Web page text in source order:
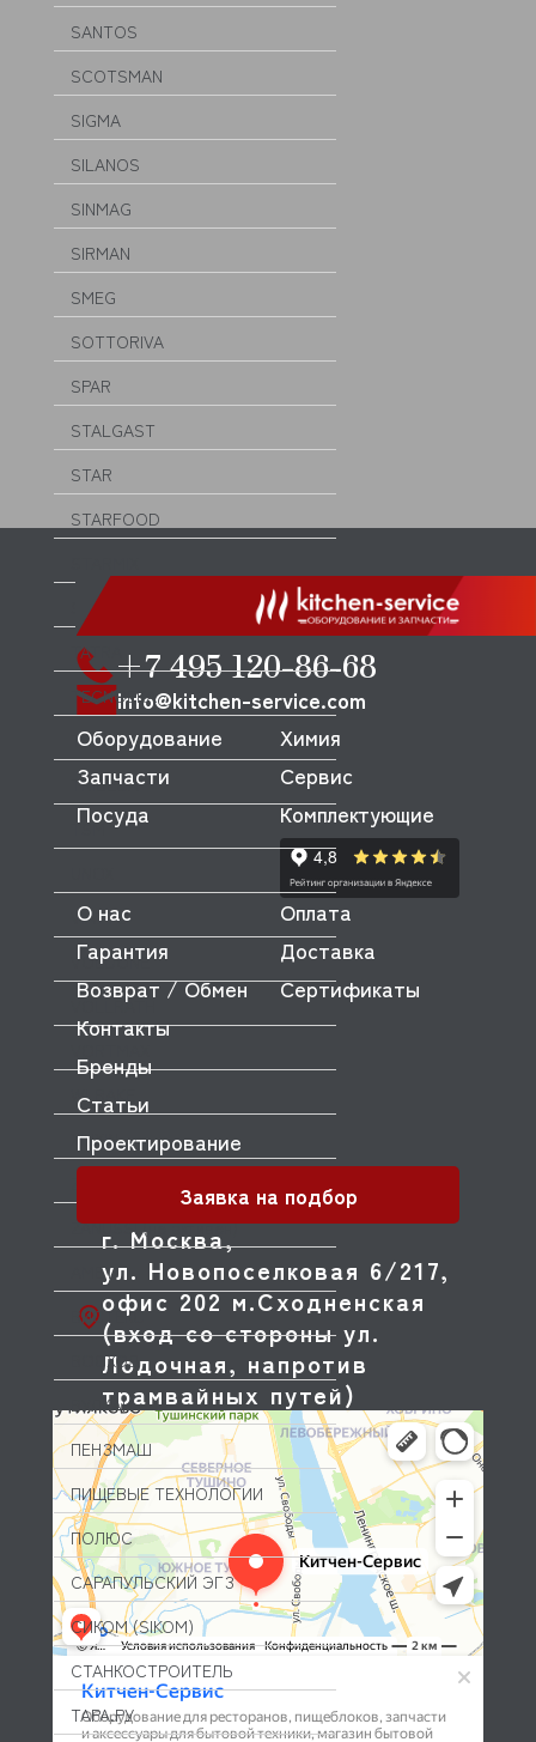
SANTOS
SCOTSMAN
SIGMA
SILANOS
SINMAG
SIRMAN
SMEG
SOTTORIVA
SPAR
STALGAST
STAR
STARFOOD
SVEBA DAHLEN
TATRA
TECNOEKA
TECNOINOX
TRIBECA
TSM
VIATTO
VOLDONE
VOLLRATH
WLBAKE
XINXIN
ZANUSSI (не активен)
АМЕТ
ВИСТЕКС
ВОСХОД
ВУЛКАН
ПЕНЗМАШ
ПИЩЕВЫЕ ТЕХНОЛОГИИ
ПОЛЮС
САРАПУЛЬСКИЙ ЭГЗ
СИКОМ (SIKOM)
СТАНКОСТРОИТЕЛЬ
ТАРА.РУ
+7 495 120-86-68
info@kitchen-service.com
г. Москва,
ул. Новопоселковая 6/217,
офис 202 м.Сходненская
(вход со стороны ул.
Лодочная, напротив
трамвайных путей)
Оборудование
Запчасти
Посуда
Химия
Сервис
Комплектующие
О нас
Оплата
Гарантия
Доставка
Возврат / Обмен
Сертификаты
Контакты
Бренды
Статьи
Проектирование
Заявка на подбор